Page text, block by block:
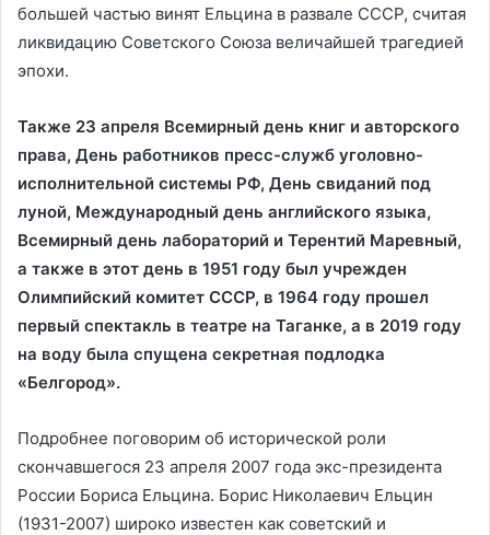
большей частью винят Ельцина в развале СССР, считая
ликвидацию Советского Союза величайшей трагедией
эпохи.
Также 23 апреля Всемирный день книг и авторского
права, День работников пресс-служб уголовно-
исполнительной системы РФ, День свиданий под
луной, Международный день английского языка,
Всемирный день лабораторий и Терентий Маревный,
а также в этот день в 1951 году был учрежден
Олимпийский комитет СССР, в 1964 году прошел
первый спектакль в театре на Таганке, а в 2019 году
на воду была спущена секретная подлодка
«Белгород».
Подробнее поговорим об исторической роли
скончавшегося 23 апреля 2007 года экс-президента
России Бориса Ельцина. Борис Николаевич Ельцин
(1931-2007) широко известен как советский и